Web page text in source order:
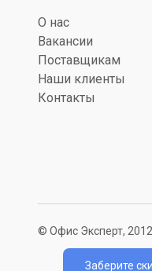
Заберите
О нас
Вакансии
Поставщикам
Наши клиенты
Контакты
© Офис Эксперт,